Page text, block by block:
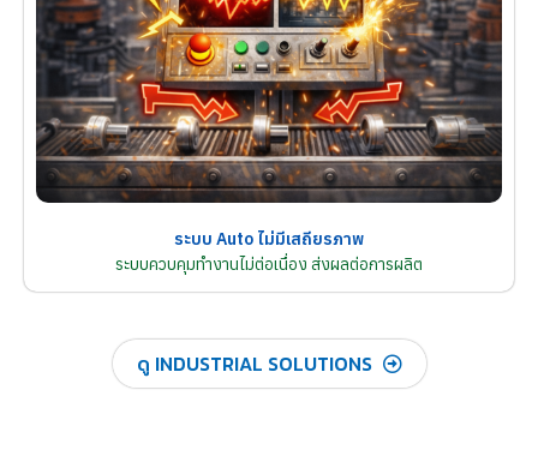
ระบบ Auto ไม่มีเสถียรภาพ
ระบบควบคุมทำงานไม่ต่อเนื่อง ส่งผลต่อการผลิต
ดู INDUSTRIAL SOLUTIONS